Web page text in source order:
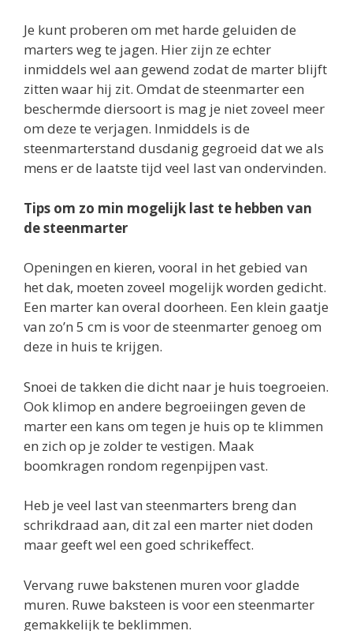
Je kunt proberen om met harde geluiden de
marters weg te jagen. Hier zijn ze echter
inmiddels wel aan gewend zodat de marter blijft
zitten waar hij zit. Omdat de steenmarter een
beschermde diersoort is mag je niet zoveel meer
om deze te verjagen. Inmiddels is de
steenmarterstand dusdanig gegroeid dat we als
mens er de laatste tijd veel last van ondervinden.
Tips om zo min mogelijk last te hebben van
de steenmarter
Openingen en kieren, vooral in het gebied van
het dak, moeten zoveel mogelijk worden gedicht.
Een marter kan overal doorheen. Een klein gaatje
van zo’n 5 cm is voor de steenmarter genoeg om
deze in huis te krijgen.
Snoei de takken die dicht naar je huis toegroeien.
Ook klimop en andere begroeiingen geven de
marter een kans om tegen je huis op te klimmen
en zich op je zolder te vestigen. Maak
boomkragen rondom regenpijpen vast.
Heb je veel last van steenmarters breng dan
schrikdraad aan, dit zal een marter niet doden
maar geeft wel een goed schrikeffect.
Vervang ruwe bakstenen muren voor gladde
muren. Ruwe baksteen is voor een steenmarter
gemakkelijk te beklimmen.